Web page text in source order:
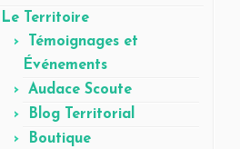
Le Territoire
Témoignages et
Événements
Audace Scoute
Blog Territorial
Boutique